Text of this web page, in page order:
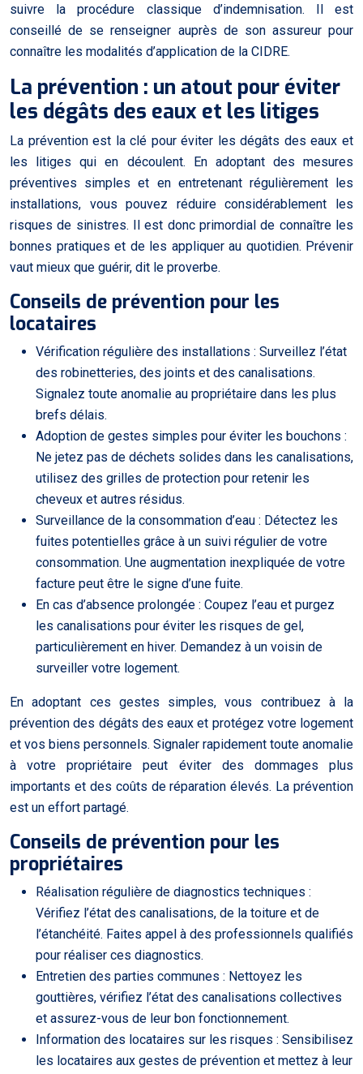
suivre la procédure classique d’indemnisation. Il est
conseillé de se renseigner auprès de son assureur pour
connaître les modalités d’application de la CIDRE.
La prévention : un atout pour éviter
les dégâts des eaux et les litiges
La prévention est la clé pour éviter les dégâts des eaux et
les litiges qui en découlent. En adoptant des mesures
préventives simples et en entretenant régulièrement les
installations, vous pouvez réduire considérablement les
risques de sinistres. Il est donc primordial de connaître les
bonnes pratiques et de les appliquer au quotidien. Prévenir
vaut mieux que guérir, dit le proverbe.
Conseils de prévention pour les
locataires
Vérification régulière des installations : Surveillez l’état
des robinetteries, des joints et des canalisations.
Signalez toute anomalie au propriétaire dans les plus
brefs délais.
Adoption de gestes simples pour éviter les bouchons :
Ne jetez pas de déchets solides dans les canalisations,
utilisez des grilles de protection pour retenir les
cheveux et autres résidus.
Surveillance de la consommation d’eau : Détectez les
fuites potentielles grâce à un suivi régulier de votre
consommation. Une augmentation inexpliquée de votre
facture peut être le signe d’une fuite.
En cas d’absence prolongée : Coupez l’eau et purgez
les canalisations pour éviter les risques de gel,
particulièrement en hiver. Demandez à un voisin de
surveiller votre logement.
En adoptant ces gestes simples, vous contribuez à la
prévention des dégâts des eaux et protégez votre logement
et vos biens personnels. Signaler rapidement toute anomalie
à votre propriétaire peut éviter des dommages plus
importants et des coûts de réparation élevés. La prévention
est un effort partagé.
Conseils de prévention pour les
propriétaires
Réalisation régulière de diagnostics techniques :
Vérifiez l’état des canalisations, de la toiture et de
l’étanchéité. Faites appel à des professionnels qualifiés
pour réaliser ces diagnostics.
Entretien des parties communes : Nettoyez les
gouttières, vérifiez l’état des canalisations collectives
et assurez-vous de leur bon fonctionnement.
Information des locataires sur les risques : Sensibilisez
les locataires aux gestes de prévention et mettez à leur